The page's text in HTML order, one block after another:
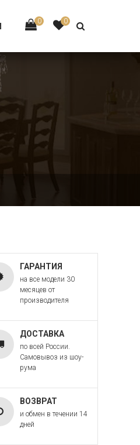
0 0
ГАРАНТИЯ
на все модели 30
месяцев от
производителя
ДОСТАВКА
по всей России.
Самовывоз из шоу-
рума
ВОЗВРАТ
и обмен в течении 14
дней